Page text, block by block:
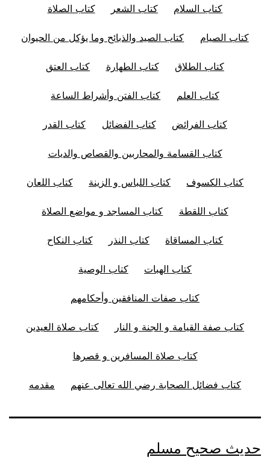
كتاب السلام كتاب الشعر كتاب الصلاة
كتاب الصيام كتاب الصيد والذبائح وما يؤكل من الحيوان
كتاب الطلاق كتاب الطهارة كتاب العتق
كتاب العلم كتاب الفتن وأشراط الساعة
كتاب الفرائض كتاب الفضائل كتاب القدر
كتاب القسامة والمحاربين والقصاص والديات
كتاب الكسوف كتاب اللباس و الزينة كتاب اللعان
كتاب اللقطة كتاب المساجد و مواضع الصلاة
كتاب المساقاة كتاب النذر كتاب النكاح
كتاب الهبات كتاب الوصية
كتاب صفات المنافقين وأحكامهم
كتاب صفة القيامة و الجنة و النار كتاب صلاة العيدين
كتاب صلاة المسافرين و قصرها
كتاب فضائل الصحابة رضي الله تعالى عنهم مقدمه
حديث صحيح مسلم